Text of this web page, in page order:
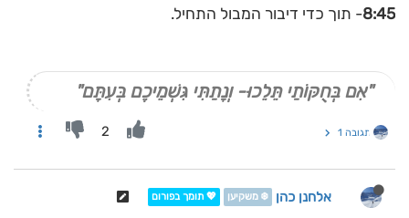
8:45- תוך כדי דיבור המבול התחיל.
"אִם בְּחֻקּוֹתַי תֵּלֵכוּ- וְנָתַתִּי גִּשְׁמֵיכֶם בְּעִתָּם"
תגובה 1 2
אלחנן כהן ❄️ משקיען 💖 תומך בפורום